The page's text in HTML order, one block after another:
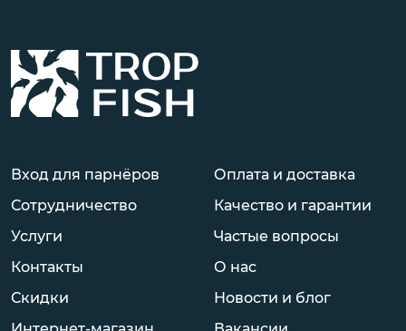
Вход для парнёров
Сотрудничество
Услуги
Контакты
Скидки
Оплата и доставка
Качество и гарантии
Частые вопросы
О нас
Новости и блог